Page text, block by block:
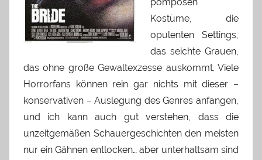
Kostüme, die
opulenten Settings,
das seichte Grauen,
das ohne große Gewaltexzesse auskommt. Viele
Horrorfans können rein gar nichts mit dieser –
konservativen – Auslegung des Genres anfangen,
und ich kann auch gut verstehen, dass die
unzeitgemäßen Schauergeschichten den meisten
nur ein Gähnen entlocken… aber unterhaltsam sind